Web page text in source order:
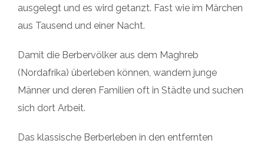
ausgelegt und es wird getanzt. Fast wie im Märchen
aus Tausend und einer Nacht.
Damit die Berbervölker aus dem Maghreb
(Nordafrika) überleben können, wandern junge
Männer und deren Familien oft in Städte und suchen
sich dort Arbeit.
Das klassische Berberleben in den entfernten